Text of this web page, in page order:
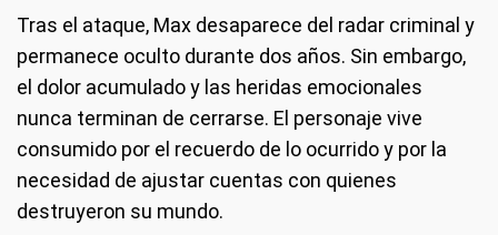
Tras el ataque, Max desaparece del radar criminal y
permanece oculto durante dos años. Sin embargo,
el dolor acumulado y las heridas emocionales
nunca terminan de cerrarse. El personaje vive
consumido por el recuerdo de lo ocurrido y por la
necesidad de ajustar cuentas con quienes
destruyeron su mundo.